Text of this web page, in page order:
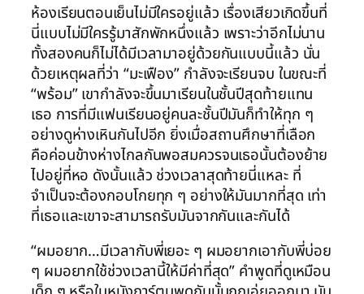
ห้องเรียนตอนเย็นไม่มีใครอยู่แล้ว เรื่องเสียวเกิดขึ้นที่
นี่แบบไม่มีใครรู้มาสักพักหนึ่งแล้ว เพราะว่าอีกไม่นาน
ทั้งสองคนก็ไม่ได้มีเวลามาอยู่ด้วยกันแบบนี้แล้ว นั่น
ด้วยเหตุผลที่ว่า “มะเฟือง” กำลังจะเรียนจบ ในขณะที่
“พร้อม” เขากำลังจะขึ้นมาเรียนในชั้นปีสุดท้ายแทน
เธอ การที่มีแฟนเรียนอยู่คนละชั้นปีมันก็ทำให้ทุก ๆ
อย่างดูห่างเหินกันไปอีก ยิ่งเมื่อสถานศึกษาที่เลือก
คือค่อนข้างห่างไกลกันพอสมควรจนเธอนั้นต้องย้าย
ไปอยู่ที่หอ ดังนั้นแล้ว ช่วงเวลาสุดท้ายนี่แหละ ที่
จำเป็นจะต้องกอบโกยทุก ๆ อย่างให้มันมากที่สุด เท่า
ที่เธอและเขาจะสามารถรับมันจากกันและกันได้
“ผมอยาก…มีเวลากับพี่เยอะ ๆ ผมอยากเอากับพี่บ่อย
ๆ ผมอยากใช้ช่วงเวลานี้ให้มีค่าที่สุด” คำพูดที่ดูเหมือน